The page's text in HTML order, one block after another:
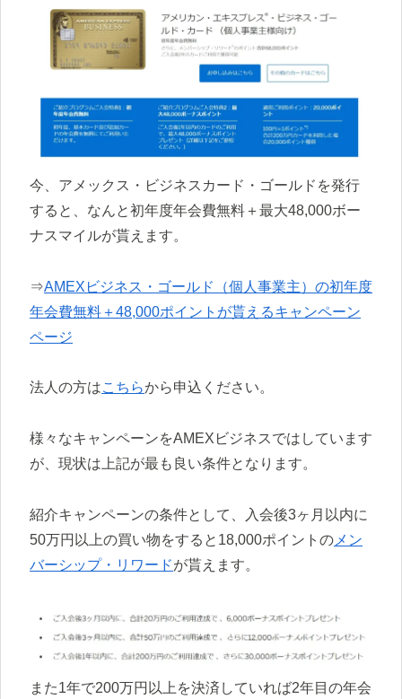
今、アメックス・ビジネスカード・ゴールドを発行
すると、なんと初年度年会費無料＋最大48,000ボー
ナスマイルが貰えます。
⇒AMEXビジネス・ゴールド（個人事業主）の初年度
年会費無料＋48,000ポイントが貰えるキャンペーン
ページ
法人の方はこちらから申込ください。
様々なキャンペーンをAMEXビジネスではしています
が、現状は上記が最も良い条件となります。
紹介キャンペーンの条件として、入会後3ヶ月以内に
50万円以上の買い物をすると18,000ポイントの メン
バーシップ・リワードが貰えます。
また1年で200万円以上を決済していれば2年目の年会